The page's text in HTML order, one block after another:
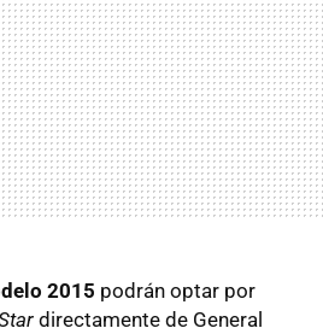
2015 podrán optar por
directamente de General